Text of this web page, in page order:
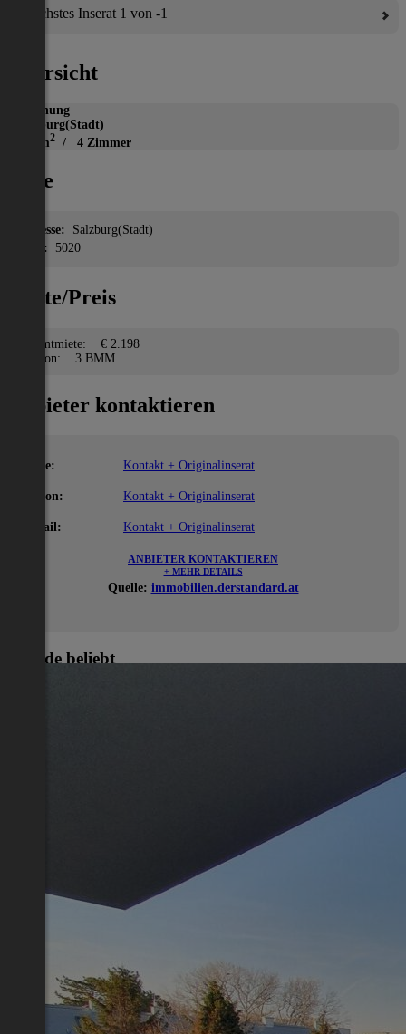
Nächstes Inserat 1 von -1
Übersicht
Wohnung
Salzburg(Stadt)
102 m2 / 4 Zimmer
Lage
Adresse: Salzburg(Stadt)
PLZ:
5020
Miete/Preis
Gesamtmiete:
€ 2.198
Kaution:
3 BMM
Anbieter kontaktieren
Name: Kontakt + Originalinserat
Telefon: Kontakt + Originalinserat
E-Mail: Kontakt + Originalinserat
ANBIETER KONTAKTIEREN
+ MEHR DETAILS
Quelle: immobilien.derstandard.at
Gerade beliebt